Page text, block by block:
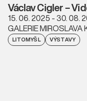
Václav Cigler –
15. 06. 2025 - 30. 08.
GALERIE MIROSLAVA
LITOMYŠL VÝSTAVY